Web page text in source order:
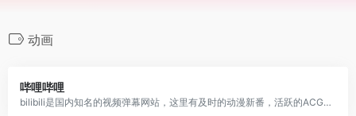
动画
哔哩哔哩
bilibili是国内知名的视频弹幕网站，这里有及时的动漫新番，活跃的ACG氛围，有创意的Up主。大家可以在这里找到许多欢乐。